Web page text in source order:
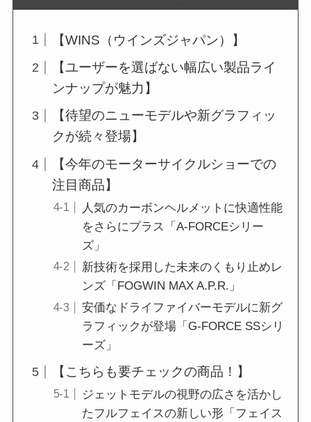
【WINS（ウインズジャパン）】
【ユーザーを選ばない幅広い製品ライ
ンナップが魅力】
【待望のニューモデルや新グラフィッ
クが続々登場】
【今年のモーターサイクルショーでの
注目商品】
人気のカーボンヘルメットに快適性能
をさらにプラス「A-FORCEシリー
ズ」
新技術を採用した未来のくもり止めレ
ンズ「FOGWIN MAX A.P.R.」
安価なドライファイバーモデルに新グ
ラフィックが登場「G-FORCE SSシリ
ーズ」
【こちらも要チェックの商品！】
ジェットモデルの視野の広さを活かし
たフルフェイスの新しい形「フェイス